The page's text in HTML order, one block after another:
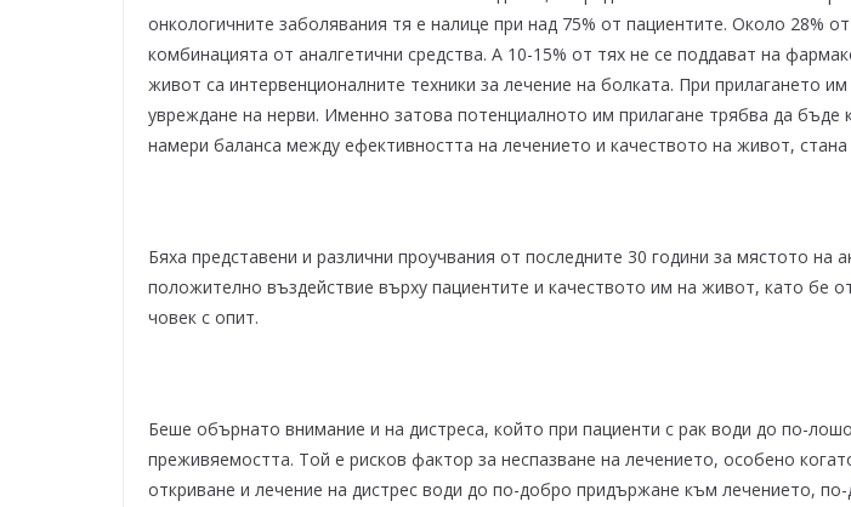
онкологичните заболявания тя е налице при над 75% от пациентите. Около 28%
комбинацията от аналгетични средства. А 10-15% от тях не се поддават на
живот са интервенционалните техники за лечение на болката. При прилагането
увреждане на нерви. Именно затова потенциалното им прилагане трябва да
намери баланса между ефективността на лечението и качеството на живот,
Бяха представени и различни проучвания от последните 30 години за мястото на
положително въздействие върху пациентите и качеството им на живот, като бе
човек с опит.
Беше обърнато внимание и на дистреса, който при пациенти с рак води до по-
преживяемостта. Той е рисков фактор за неспазване на лечението, особено
откриване и лечение на дистрес води до по-добро придържане към лечението,